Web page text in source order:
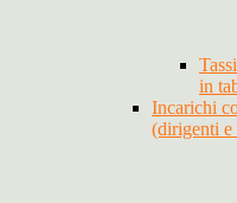
in
Incarichi
(dirigenti